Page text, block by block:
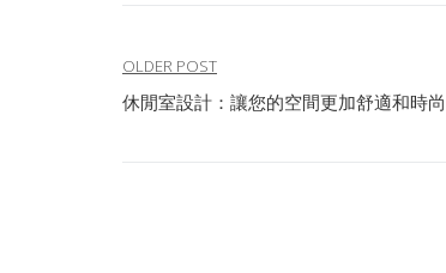
文
章
OLDER POST
休閒室設計：讓您的空間更加舒適和時尚